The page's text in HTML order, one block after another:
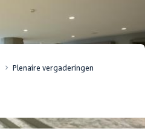
Plenaire vergaderingen